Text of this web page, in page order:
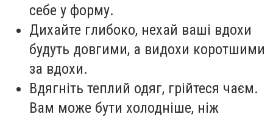
себе у форму.
Дихайте глибоко, нехай ваші вдохи
будуть довгими, а видохи коротшими
за вдохи.
Вдягніть теплий одяг, грійтеся чаєм.
Вам може бути холодніше, ніж